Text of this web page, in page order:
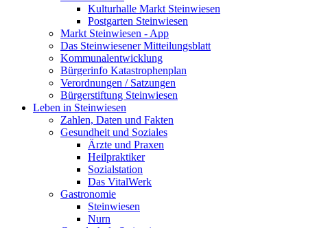
Kulturhalle Markt Steinwiesen
Postgarten Steinwiesen
Markt Steinwiesen - App
Das Steinwiesener Mitteilungsblatt
Kommunalentwicklung
Bürgerinfo Katastrophenplan
Verordnungen / Satzungen
Bürgerstiftung Steinwiesen
Leben in Steinwiesen
Zahlen, Daten und Fakten
Gesundheit und Soziales
Ärzte und Praxen
Heilpraktiker
Sozialstation
Das VitalWerk
Gastronomie
Steinwiesen
Nurn